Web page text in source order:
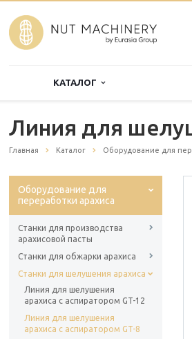
КАТАЛОГ
Линия для
Главная Каталог Оборудование для
Оборудование для
переработки арахиса
Станки для производства
арахисовой пасты
Станки для обжарки арахиса
Станки для шелушения арахиса
Линия для шелушения
арахиса с аспиратором GT-12
Линия для шелушения
арахиса с аспиратором GT-8